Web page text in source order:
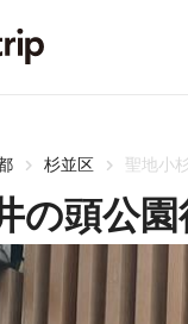
杉並区 聖地小
の頭公